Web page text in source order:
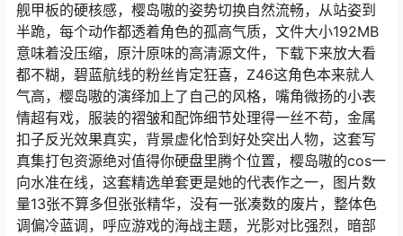
舰甲板的硬核感，樱岛嗷的姿势切换自然流畅，从站姿到
半跪，每个动作都透着角色的孤高气质，文件大小192MB
意味着没压缩，原汁原味的高清源文件，下载下来放大看
都不糊，碧蓝航线的粉丝肯定狂喜，Z46这角色本来就人
气高，樱岛嗷的演绎加上了自己的风格，嘴角微扬的小表
情超有戏，服装的褶皱和配饰细节处理得一丝不苟，金属
扣子反光效果真实，背景虚化恰到好处突出人物，这套写
真集打包资源绝对值得你硬盘里腾个位置，樱岛嗷的cos一
向水准在线，这套精选单套更是她的代表作之一，图片数
量13张不算多但张张精华，没有一张凑数的废片，整体色
调偏冷蓝调，呼应游戏的海战主题，光影对比强烈，暗部